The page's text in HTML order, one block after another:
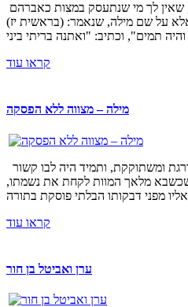
על שם מילה, שנאמר: (בראשית יז)
קראו עוד
מילה – מצווה ללא הפסקה
שכשבא מלאך המוות לקחת את נשמתו,
קראו עוד
ערן ואביטל בן חור